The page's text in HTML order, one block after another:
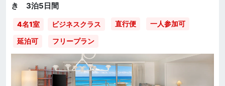
き 3泊5日間
4名1室 ビジネスクラス 直行便 一人参加可
延泊可 フリープラン